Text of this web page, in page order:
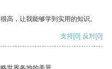
高，让我能够学到实用的知识。
支持[0] 反对[0]